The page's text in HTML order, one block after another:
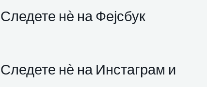
Следете нѐ на Фејсбук
Следете нѐ на Инстаграм и